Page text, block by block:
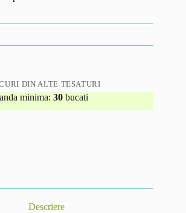
DIN ALTE TESATURI
minima:30 bucati
Descriere